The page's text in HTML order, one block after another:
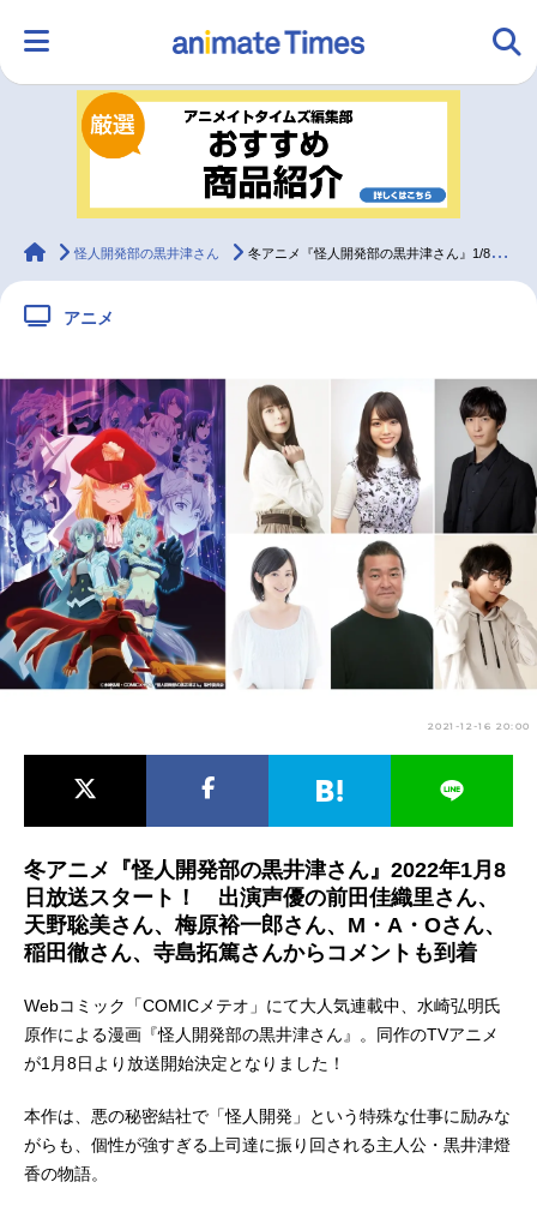
ランキング アニメ
ラジオ
2.5次元 配信・Vtuber 無料マンガ
最新記事一覧
アニメ記事一覧 声優記事一覧
アニメ映画一覧 実写化映画一覧
今期アニメ曜日別一覧
春アニメ 夏アニメ
男性声優/女性声優一覧
animateTimes
怪人開発部の黒井津さん 冬アニメ『怪人開発部の黒井津さん』1/8放送決定、声優の前田佳織里らのコメ到着
アニメ
2021-12-16 20:00
冬アニメ『怪人開発部の黒井津さん』2022年1月8
日放送スタート！ 出演声優の前田佳織里さん、
天野聡美さん、梅原裕一郎さん、M・A・Oさん、
稲田徹さん、寺島拓篤さんからコメントも到着
Webコミック「COMICメテオ」にて大人気連載中、水崎弘明氏
原作による漫画『怪人開発部の黒井津さん』。同作のTVアニメ
が1月8日より放送開始決定となりました！
本作は、悪の秘密結社で「怪人開発」という特殊な仕事に励みな
がらも、個性が強すぎる上司達に振り回される主人公・黒井津燈
香の物語。